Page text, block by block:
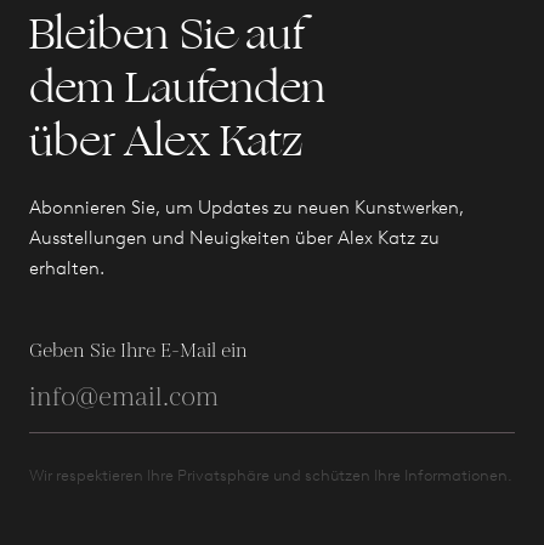
Bleiben Sie auf
dem Laufenden
über Alex Katz
Abonnieren Sie, um Updates zu neuen Kunstwerken,
Ausstellungen und Neuigkeiten über Alex Katz zu
erhalten.
Geben Sie Ihre E-Mail ein
Wir respektieren Ihre Privatsphäre und schützen Ihre Informationen.